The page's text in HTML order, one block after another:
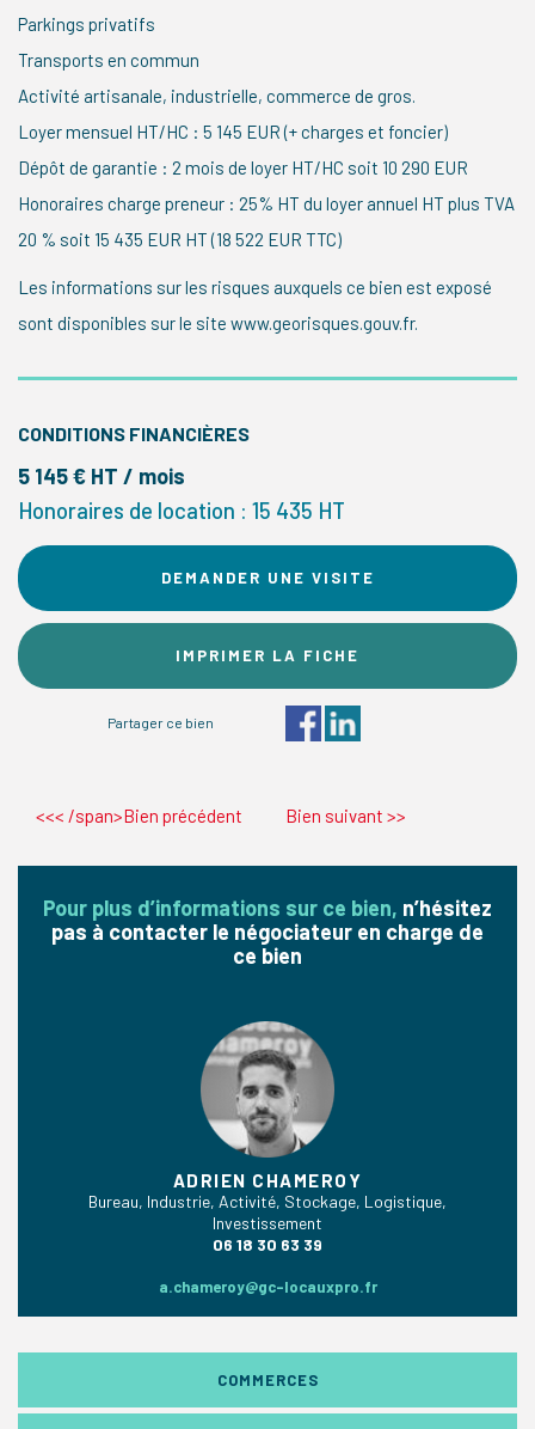
Parkings privatifs
Transports en commun
Activité artisanale, industrielle, commerce de gros.
Loyer mensuel HT/HC : 5 145 EUR (+ charges et foncier)
Dépôt de garantie : 2 mois de loyer HT/HC soit 10 290 EUR
Honoraires charge preneur : 25% HT du loyer annuel HT plus TVA
20 % soit 15 435 EUR HT (18 522 EUR TTC)
Les informations sur les risques auxquels ce bien est exposé
sont disponibles sur le site www.georisques.gouv.fr.
CONDITIONS FINANCIÈRES
5 145 € HT / mois
Honoraires de location : 15 435 HT
DEMANDER UNE VISITE
IMPRIMER LA FICHE
Partager ce bien
<<< /span>Bien précédent Bien suivant >>
Pour plus d’informations sur ce bien, n’hésitez
pas à contacter le négociateur en charge de
ce bien
ADRIEN CHAMEROY
Bureau, Industrie, Activité, Stockage, Logistique,
Investissement
06 18 30 63 39
a.chameroy@gc-locauxpro.fr
COMMERCES